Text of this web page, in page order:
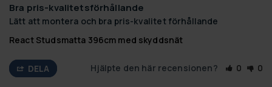
Bra pris-kvalitetsförhållande
Lätt att montera och bra pris-kvalitet förhållande
React Studsmatta 396cm med skyddsnät
DELA Hjälpte den här recensionen? 0 0